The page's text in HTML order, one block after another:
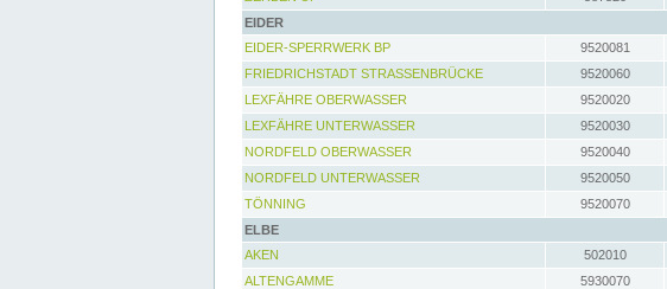
EIDER
EIDER-SPERRWERK BP
9520081
FRIEDRICHSTADT STRASSENBRÜCKE
9520060
LEXFÄHRE OBERWASSER
9520020
LEXFÄHRE UNTERWASSER
9520030
NORDFELD OBERWASSER
9520040
NORDFELD UNTERWASSER
9520050
TÖNNING
9520070
ELBE
AKEN
502010
ALTENGAMME
5930070